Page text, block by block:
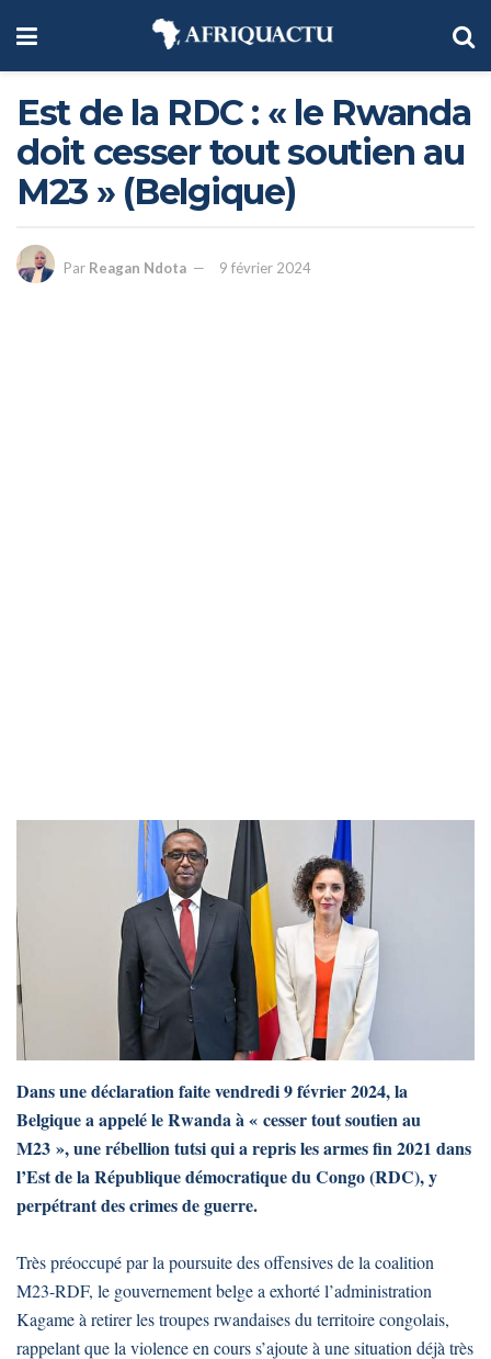
Est de la RDC : « le Rwanda
doit cesser tout soutien au
M23 » (Belgique)
Par Reagan Ndota 9 février 2024
Dans une déclaration faite vendredi 9 février 2024, la
Belgique a appelé le Rwanda à « cesser tout soutien au
M23 », une rébellion tutsi qui a repris les armes fin 2021 dans
l’Est de la République démocratique du Congo (RDC), y
perpétrant des crimes de guerre.
Très préoccupé par la poursuite des offensives de la coalition
M23-RDF, le gouvernement belge a exhorté l’administration
Kagame à retirer les troupes rwandaises du territoire congolais,
rappelant que la violence en cours s’ajoute à une situation déjà très